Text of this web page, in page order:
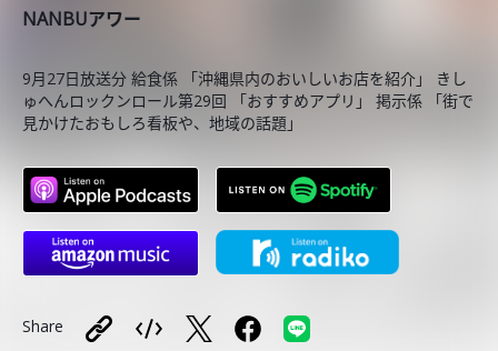
NANBUアワー
9月27日放送分 給食係 「沖縄県内のおいしいお店を紹介」 きし
ゅへんロックンロール第29回 「おすすめアプリ」 掲示係 「街で
見かけたおもしろ看板や、地域の話題」
Share